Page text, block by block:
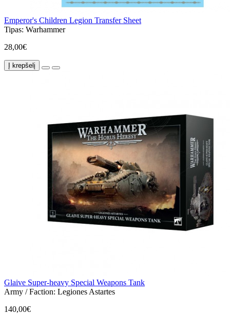
Emperor's Children Legion Transfer Sheet
Tipas: Warhammer
28,00€
Į krepšelį
Glaive Super-heavy Special Weapons Tank
Army / Faction: Legiones Astartes
140,00€